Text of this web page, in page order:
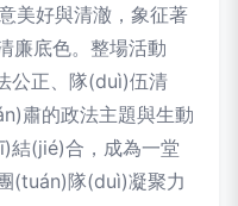
美好與清澈，象征著
廉底色。整場活動
公正、隊(duì)伍清
肅的政法主題與生動
結(jié)合，成為一堂
(tuán)隊(duì)凝聚力